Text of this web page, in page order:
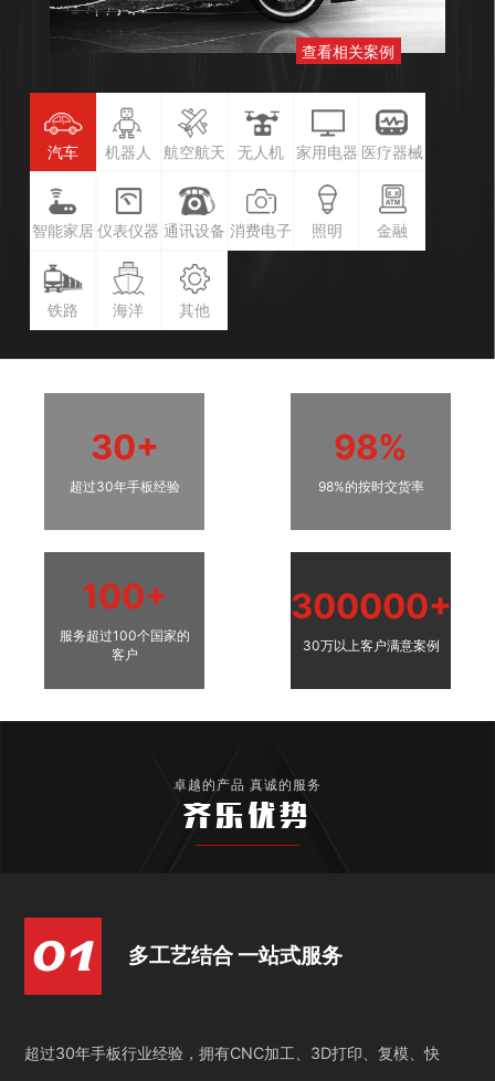
查看相关案例
汽车 机器人 航空航天 无人机 家用电器 医疗器械
智能家居 仪表仪器 通讯设备 消费电子 照明 金融
铁路 海洋 其他
30+
超过30年手板经验
98%
98%的按时交货率
100+
服务超过100个国家的
客户
300000+
30万以上客户满意案例
卓越的产品 真诚的服务
齐乐优势
多工艺结合 一站式服务
超过30年手板行业经验，拥有CNC加工、3D打印、复模、快